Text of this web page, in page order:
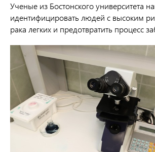
Ученые из Бостонского университета
идентифицировать людей с высоким
рака легких и предотвратить процесс